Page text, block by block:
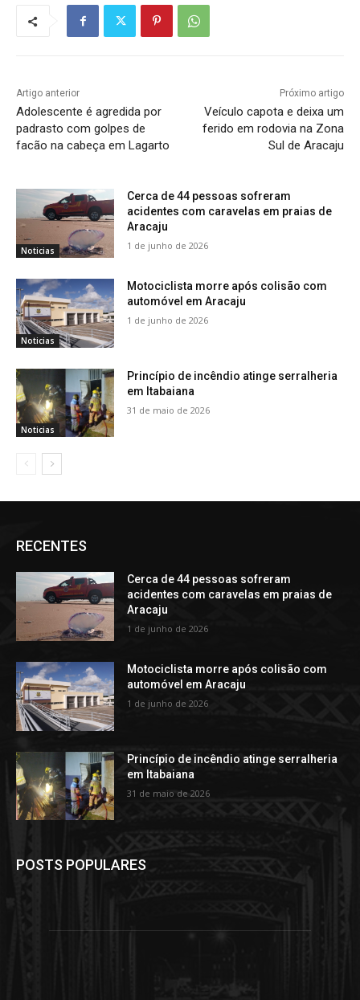
Artigo anterior
Adolescente é agredida por
padrasto com golpes de
facão na cabeça em Lagarto
Próximo artigo
Veículo capota e deixa um
ferido em rodovia na Zona
Sul de Aracaju
Noticias
Cerca de 44 pessoas sofreram
acidentes com caravelas em praias de
Aracaju
1 de junho de 2026
Noticias
Motociclista morre após colisão com
automóvel em Aracaju
1 de junho de 2026
Noticias
Princípio de incêndio atinge serralheria
em Itabaiana
31 de maio de 2026
RECENTES
Cerca de 44 pessoas sofreram
acidentes com caravelas em praias de
Aracaju
1 de junho de 2026
Motociclista morre após colisão com
automóvel em Aracaju
1 de junho de 2026
Princípio de incêndio atinge serralheria
em Itabaiana
31 de maio de 2026
POSTS POPULARES